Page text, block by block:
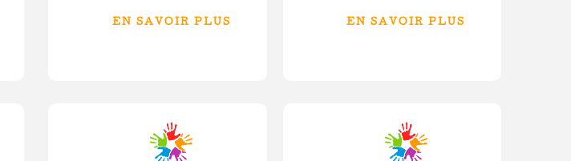
EN SAVOIR PLUS EN SAVOIR PLUS